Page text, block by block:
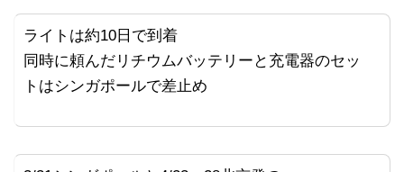
ライトは約10日で到着
同時に頼んだリチウムバッテリーと充電器のセッ
トはシンガポールで差止め